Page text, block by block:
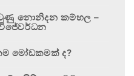
නොනිදන කම්හල –
මෝඩකමක් ද?